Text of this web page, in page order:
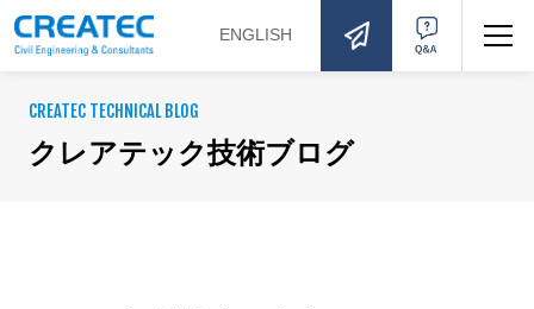
ENGLISH お問い合わせ Q&A
CREATEC TECHNICAL BLOG
クレアテック技術ブログ